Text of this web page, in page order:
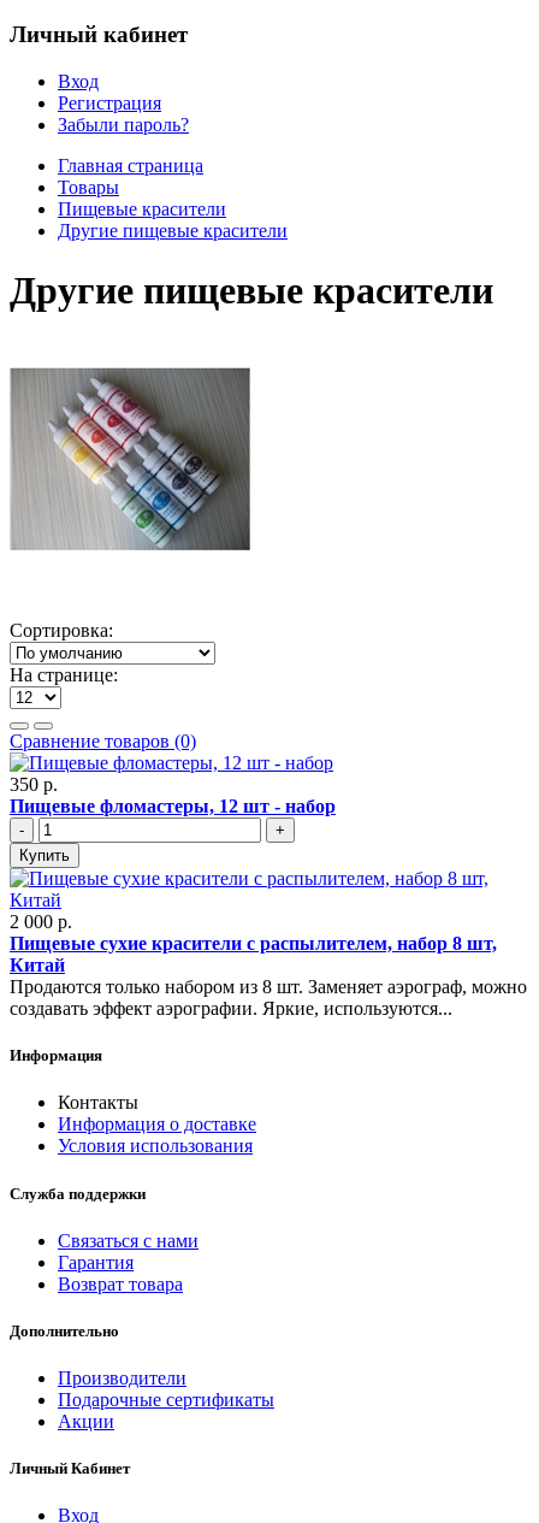
Личный кабинет
Вход
Регистрация
Забыли пароль?
Главная страница
Товары
Пищевые красители
Другие пищевые красители
Другие пищевые красители
Сортировка:
На странице:
Сравнение товаров (0)
350 р.
Пищевые фломастеры, 12 шт - набор
-
+
Купить
2 000 р.
Пищевые сухие красители с распылителем, набор 8 шт,
Китай
Продаются только набором из 8 шт. Заменяет аэрограф, можно
создавать эффект аэрографии. Яркие, используются...
Информация
Контакты
Информация о доставке
Условия использования
Служба поддержки
Связаться с нами
Гарантия
Возврат товара
Дополнительно
Производители
Подарочные сертификаты
Акции
Личный Кабинет
Вход